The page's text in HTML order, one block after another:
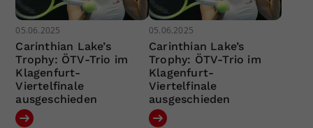
05.06.2025
Carinthian Lake’s
Trophy: ÖTV-Trio im
Klagenfurt-
Viertelfinale
ausgeschieden
05.06.2025
Carinthian Lake’s
Trophy: ÖTV-Trio im
Klagenfurt-
Viertelfinale
ausgeschieden